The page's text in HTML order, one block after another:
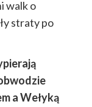
walk o
straty po
a Wełyką